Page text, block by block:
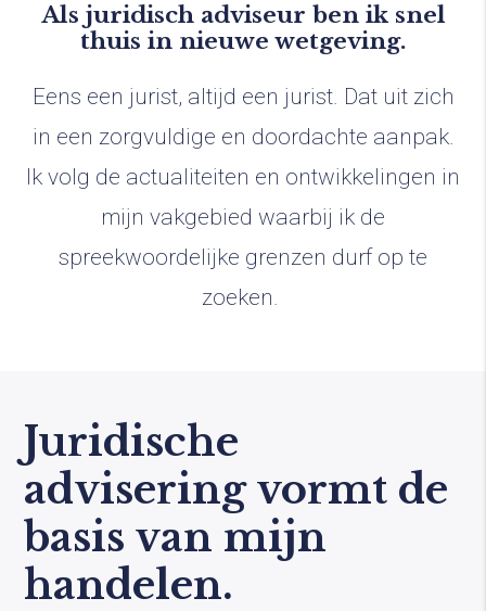
Als juridisch adviseur ben ik snel
thuis in nieuwe wetgeving.
Eens een jurist, altijd een jurist. Dat uit zich
in een zorgvuldige en doordachte aanpak.
Ik volg de actualiteiten en ontwikkelingen in
mijn vakgebied waarbij ik de
spreekwoordelijke grenzen durf op te
zoeken.
Juridische
advisering vormt de
basis van mijn
handelen.